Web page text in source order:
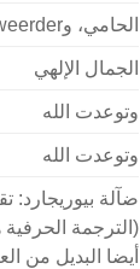
الحامي، وafweerder من الرجال
الجمال الإلهي
وتوعدت الله
وتوعدت الله
ضآلة بيوريجارد:
(الترجمة
أيضا البديل من